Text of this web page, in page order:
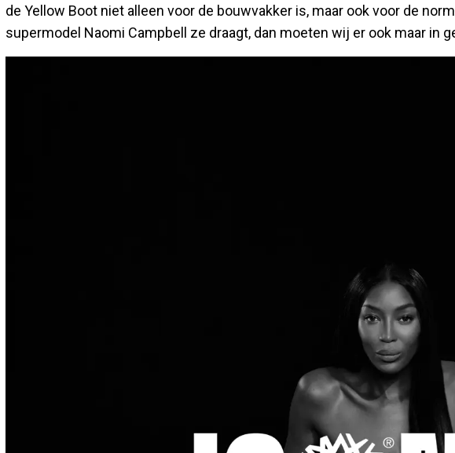
de Yellow Boot niet alleen voor de bouwvakker is, maar ook voor de
supermodel Naomi Campbell ze draagt, dan moeten wij er ook maar in